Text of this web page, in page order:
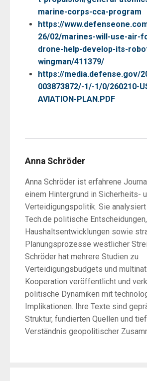
marine-corps-cca-program
https://
26/02/marines-will-use-air-
drone-help-develop-its-
wingman/411379/
https://media.defense.gov/
003873872/-1/-1/0/260210-
AVIATION-PLAN.PDF
Anna Schröder
Anna Schröder ist erfahrene
einem Hintergrund in Sicherheits-
Verteidigungspolitik. Sie
Tech.de politische Entscheidungen,
Haushaltsentwicklungen sowie
Planungsprozesse westlicher
Schröder hat mehrere Studien zu
Verteidigungsbudgets und
Kooperation veröffentlicht und
politische Dynamiken mit
Implikationen. Ihre Texte sind
Struktur, fundierten Quellen und
Verständnis geopolitischer